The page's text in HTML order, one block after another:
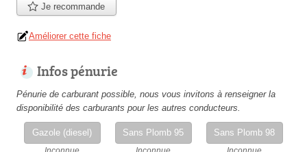
Je recommande
Améliorer cette fiche
Infos pénurie
Pénurie de carburant possible, nous vous invitons à renseigner la
disponibilité des carburants pour les autres conducteurs.
Gazole (diesel) Sans Plomb 95 Sans Plomb 98